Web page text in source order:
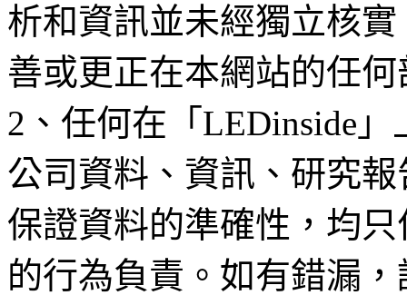
析和資訊並未經獨立核
善或更正在本網站的任
2、任何在「LEDinside
公司資料、資訊、研究
保證資料的準確性，均
的行為負責。如有錯漏